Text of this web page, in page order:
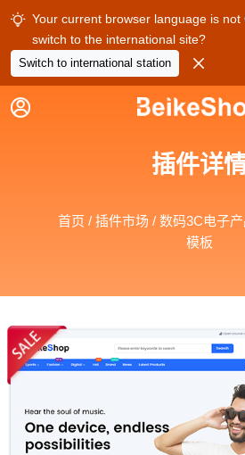
 Your current browser language is
switch to the international site?
Switch to international station 

插件详
首页 / 插件市场 / 数码3C电子
模板